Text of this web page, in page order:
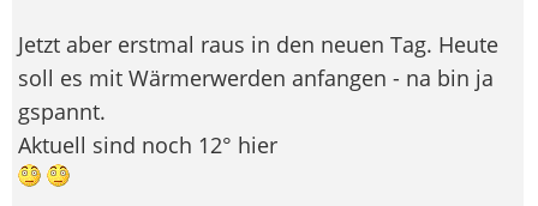
Jetzt aber erstmal raus in den neuen Tag. Heute
soll es mit Wärmerwerden anfangen - na bin ja
gspannt.
Aktuell sind noch 12° hier